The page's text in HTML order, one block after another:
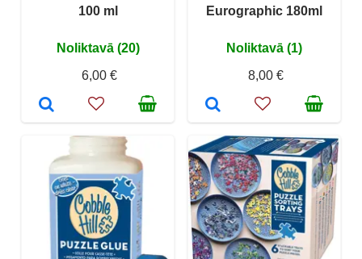
100 ml
Noliktavā (20)
6,00 €
Eurographic 180ml
Noliktavā (1)
8,00 €